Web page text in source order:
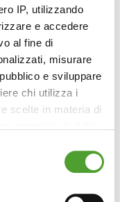
IP, utilizzando
e accedere
al fine di
misurare
e sviluppare
chi utilizza i
scelte in materia di
in qualsiasi
o facendo clic